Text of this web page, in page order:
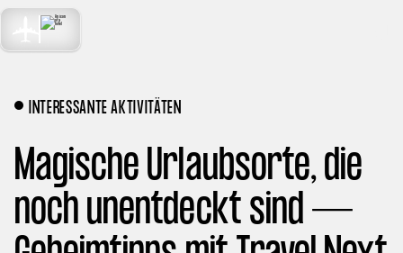
TRAVEL
NEXT LEVEL
INTERESSANTE AKTIVITÄTEN
Magische Urlaubsorte, die
noch unentdeckt sind —